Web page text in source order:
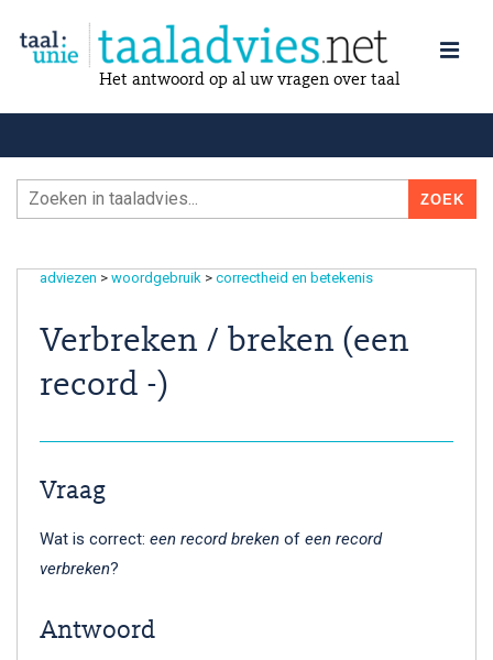
Het antwoord op al uw vragen over taal
adviezen > woordgebruik > correctheid en betekenis
Verbreken / breken (een
record -)
Vraag
Wat is correct: een record breken of een record
verbreken?
Antwoord